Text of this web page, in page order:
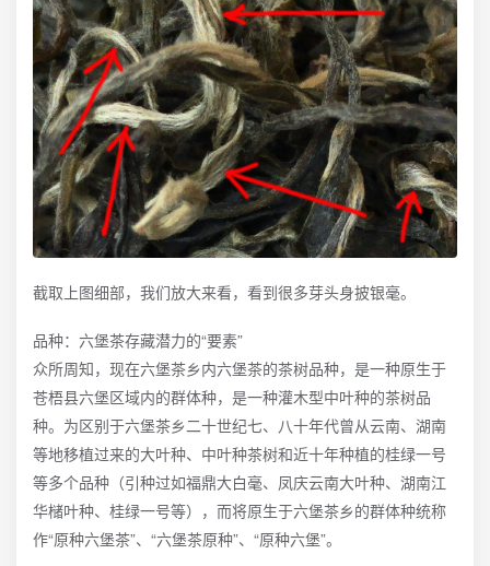
截取上图细部，我们放大来看，看到很多芽头身披银毫。
品种：六堡茶存藏潜力的“要素”
众所周知，现在六堡茶乡内六堡茶的茶树品种，是一种原生于
苍梧县六堡区域内的群体种，是一种灌木型中叶种的茶树品
种。为区别于六堡茶乡二十世纪七、八十年代曾从云南、湖南
等地移植过来的大叶种、中叶种茶树和近十年种植的桂绿一号
等多个品种（引种过如福鼎大白毫、凤庆云南大叶种、湖南江
华槠叶种、桂绿一号等），而将原生于六堡茶乡的群体种统称
作“原种六堡茶”、“六堡茶原种”、“原种六堡”。